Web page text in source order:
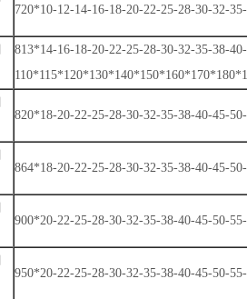
720*10-12-14-16-18-20-22-25-28-30-32-
813*14-16-18-20-22-25-28-30-32-35-38-
820*18-20-22-25-28-30-32-35-38-40-45-
864*18-20-22-25-28-30-32-35-38-40-45-
900*20-22-25-28-30-32-35-38-40-45-50-
950*20-22-25-28-30-32-35-38-40-45-50-